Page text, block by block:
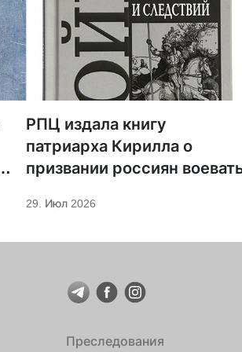
РПЦ издала книгу
патриарха Кирилла о
призвании россиян
29. Июл 2026
Преследования